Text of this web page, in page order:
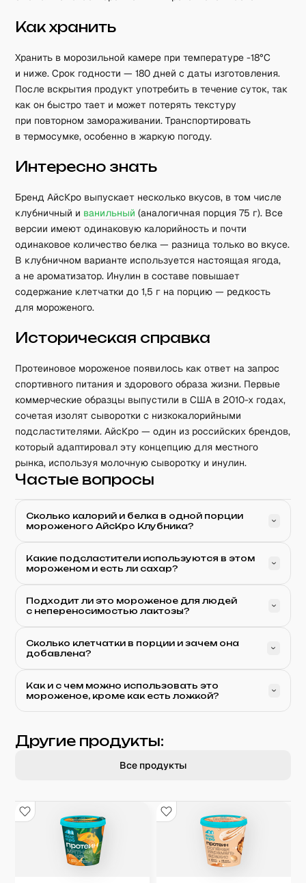
Как хранить
Хранить в морозильной камере при температуре -18°C
и ниже. Срок годности — 180 дней с даты изготовления.
После вскрытия продукт употребить в течение суток, так
как он быстро тает и может потерять текстуру
при повторном замораживании. Транспортировать
в термосумке, особенно в жаркую погоду.
Интересно знать
Бренд АйсКро выпускает несколько вкусов, в том числе
клубничный и ванильный (аналогичная порция 75 г). Все
версии имеют одинаковую калорийность и почти
одинаковое количество белка — разница только во вкусе.
В клубничном варианте используется настоящая ягода,
а не ароматизатор. Инулин в составе повышает
содержание клетчатки до 1,5 г на порцию — редкость
для мороженого.
Историческая справка
Протеиновое мороженое появилось как ответ на запрос
спортивного питания и здорового образа жизни. Первые
коммерческие образцы выпустили в США в 2010-х годах,
сочетая изолят сыворотки с низкокалорийными
подсластителями. АйсКро — один из российских брендов,
который адаптировал эту концепцию для местного
рынка, используя молочную сыворотку и инулин.
Частые вопросы
Сколько калорий и белка в одной порции
мороженого АйсКро Клубника?
Какие подсластители используются в этом
мороженом и есть ли сахар?
Подходит ли это мороженое для людей
с непереносимостью лактозы?
Сколько клетчатки в порции и зачем она
добавлена?
Как и с чем можно использовать это
мороженое, кроме как есть ложкой?
Другие продукты:
Все продукты